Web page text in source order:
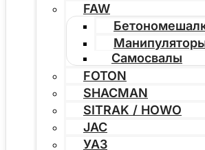
FAW
Самосвалы
FOTON
SHACMAN
SITRAK / HOWO
JAC
УАЗ